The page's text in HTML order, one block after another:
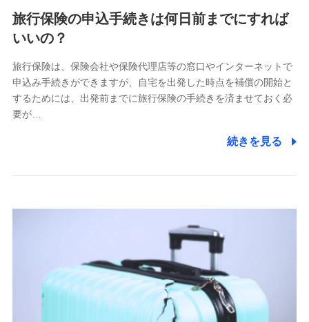
旅行保険の申込手続きは何日前までにすれば
いいの？
旅行保険は、保険会社や保険代理店等の窓口やインターネットで
申込み手続きができますが、自宅を出発した時点を補償の開始と
するためには、出発前までに旅行保険の手続きを済ませておく必
要が…
続きを見る